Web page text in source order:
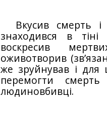
Вкусив смерть
знаходився в
воскресив
оживотворив
же зруйнував і
перемогти
людиновбивці.